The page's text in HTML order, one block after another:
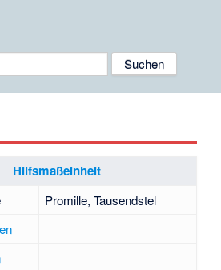
Hilfsmaßeinheit
Promille, Tausendstel